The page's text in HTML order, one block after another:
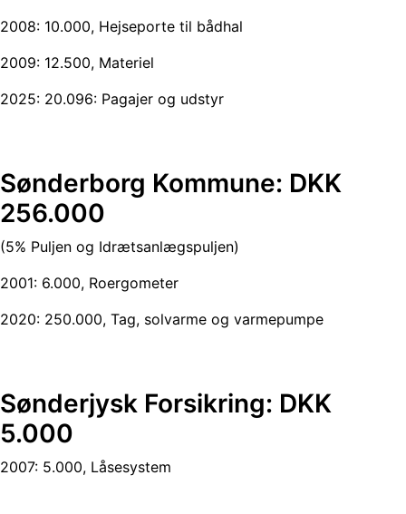
2008: 10.000, Hejseporte til bådhal
2009: 12.500, Materiel
2025: 20.096: Pagajer og udstyr
Sønderborg Kommune: DKK
256.000
(5% Puljen og Idrætsanlægspuljen)
2001: 6.000, Roergometer
2020: 250.000, Tag, solvarme og varmepumpe
Sønderjysk Forsikring: DKK
5.000
2007: 5.000, Låsesystem